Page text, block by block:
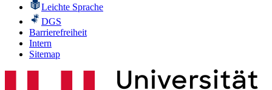
Leichte Sprache
DGS
Barrierefreiheit
Intern
Sitemap